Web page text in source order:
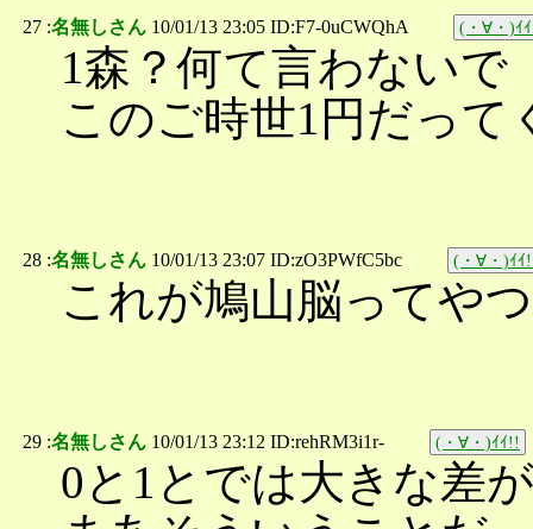
27 :名無しさん 10/01/13 23:05 ID:F7-0uCWQhA (・∀・)ｲ
1森？何て言わないで
このご時世1円だって
28 :名無しさん 10/01/13 23:07 ID:zO3PWfC5bc (・∀・)ｲｲ
これが鳩山脳ってや
29 :名無しさん 10/01/13 23:12 ID:rehRM3i1r- (・∀・)ｲｲ!!
0と1とでは大きな差